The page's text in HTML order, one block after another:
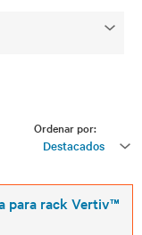
Ordenar por:
Destacados
para rack Vertiv™